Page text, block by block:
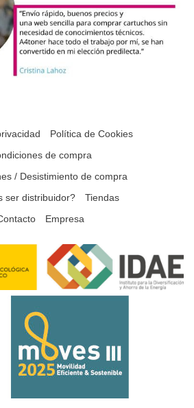
Política de Cookies
de compra
/ Desistimiento de compra
ser distribuidor?
Tiendas
Empresa